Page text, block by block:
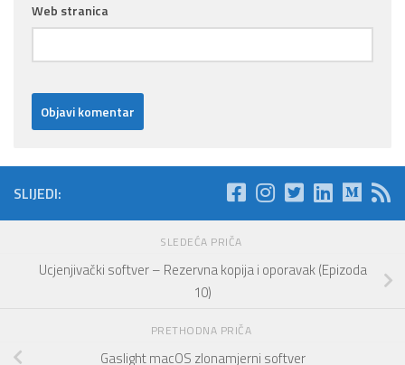
Web stranica
SLIJEDI:
SLEDEĆA PRIČA
Ucjenjivački softver – Rezervna kopija i oporavak (Epizoda
10)
PRETHODNA PRIČA
Gaslight macOS zlonamjerni softver